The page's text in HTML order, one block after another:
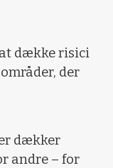
dække risici
der
dækker
andre – for